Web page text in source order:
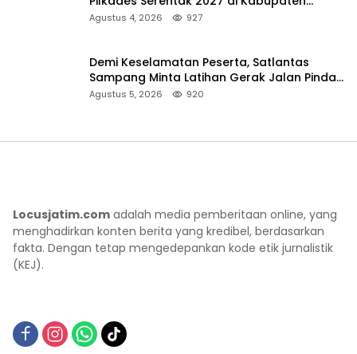
Sumenep
Agustus 4, 2026 927
Demi Keselamatan Peserta, Satlantas
Sampang Minta Latihan Gerak Jalan Pindah
ke Lokasi Aman
Agustus 5, 2026 920
Locusjatim.com adalah media pemberitaan online, yang
menghadirkan konten berita yang kredibel, berdasarkan
fakta. Dengan tetap mengedepankan kode etik jurnalistik
(KEJ).